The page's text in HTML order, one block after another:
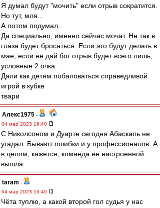
Я думал будут "мочить" если отрыв сократится.
Но тут, мля...
А потом подумал..
Да специально, именно сейчас мочат. Не так в
глаза будет бросаться. Если это будут делать в
мае, если не дай бог отрыв будет всего лишь,
условные 2 очка.
Дали как детям побаловаться справедливой
игрой в кубке
твари
Алекс1975 -
04 мар 2023 16:40
С Николсоном и Дуарте сегодня Абаскаль не
угадал. Бывают ошибки и у профессионалов. А
в целом, кажется, команда не настроенной
вышла.
taram -
04 мар 2023 16:40
Чёта туплю, а какой второй гол судья у нас